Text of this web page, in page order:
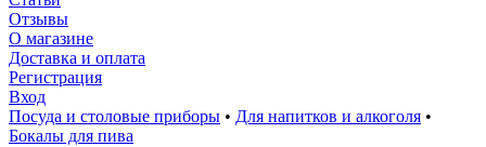
Отзывы
О магазине
Доставка и оплата
Регистрация
Вход
Посуда и столовые приборы • Для напитков и алкоголя •
Бокалы для пива